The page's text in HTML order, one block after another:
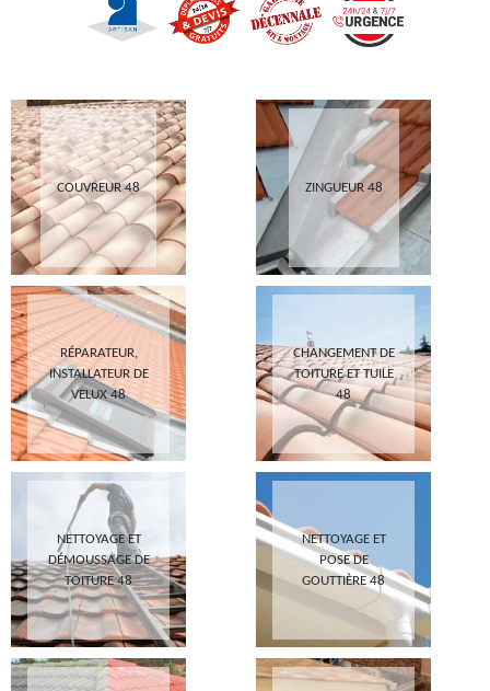
COUVREUR 48 ZINGUEUR 48
RÉPARATEUR,
INSTALLATEUR DE
VELUX 48
CHANGEMENT DE
TOITURE ET TUILE
48
NETTOYAGE ET
DÉMOUSSAGE DE
TOITURE 48
NETTOYAGE ET
POSE DE
GOUTTIÈRE 48